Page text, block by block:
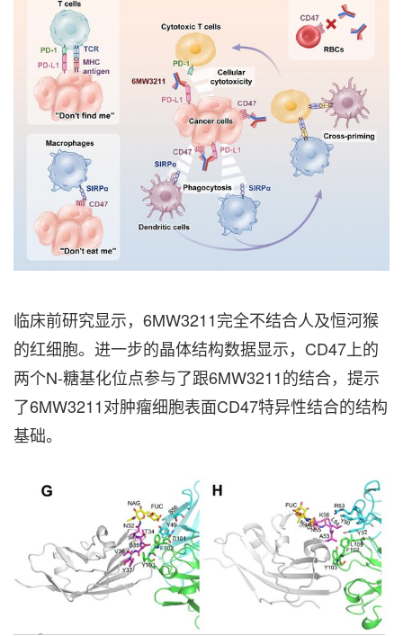
临床前研究显示，6MW3211完全不结合人及恒河猴
的红细胞。进一步的晶体结构数据显示，CD47上的
两个N-糖基化位点参与了跟6MW3211的结合，提示
了6MW3211对肿瘤细胞表面CD47特异性结合的结构
基础。